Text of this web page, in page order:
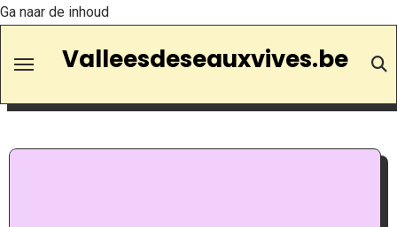
Ga naar de inhoud
Valleesdeseauxvives.be